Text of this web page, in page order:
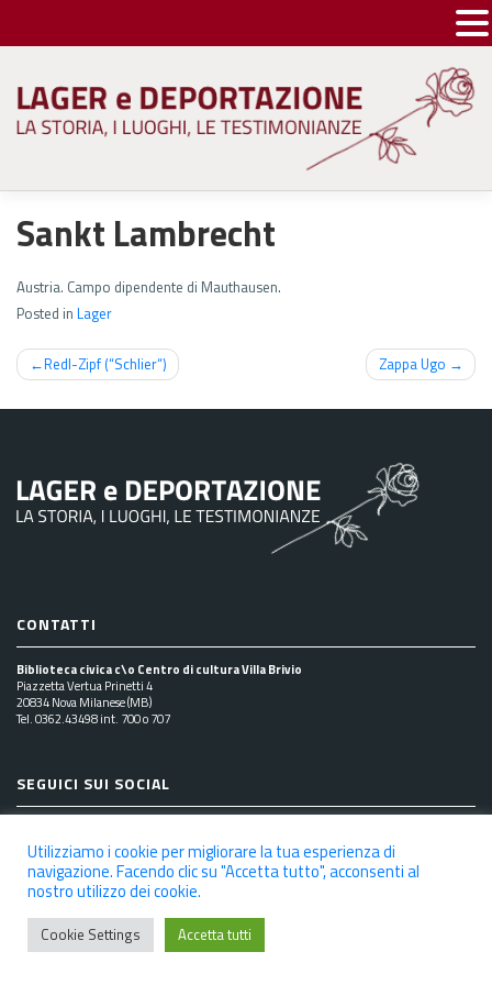
content
Sankt Lambrecht
Austria. Campo dipendente di Mauthausen.
Posted in Lager
Navigazione
articoli
Redl-Zipf (“Schlier“) Zappa Ugo
CONTATTI
Biblioteca civica c\o Centro di cultura Villa Brivio
Piazzetta Vertua Prinetti 4
20834 Nova Milanese (MB)
Tel. 0362.43498 int. 700 o 707
SEGUICI SUI SOCIAL
NOTE LEGALI PRIVACY POLICY
Utilizziamo i cookie per migliorare la tua esperienza di
navigazione. Facendo clic su "Accetta tutto", acconsenti al
nostro utilizzo dei cookie.
Cookie Settings Accetta tutti